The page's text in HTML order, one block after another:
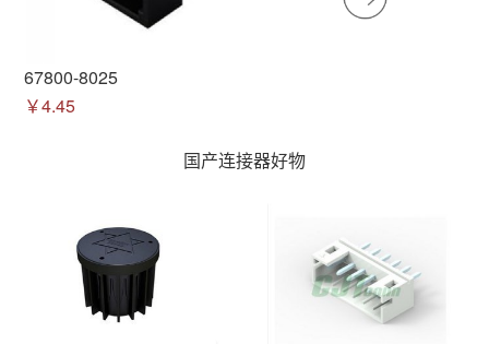
67800-8025
￥4.45
国产连接器好物